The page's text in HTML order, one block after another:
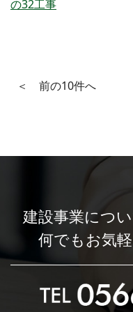
の32工事
＜
建設事業につい
何でもお気